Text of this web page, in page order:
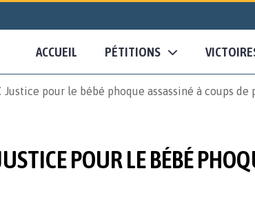
ACCUEIL PÉTITIONS
Justice pour le bébé phoque assassiné à coups
POUR LE BÉBÉ